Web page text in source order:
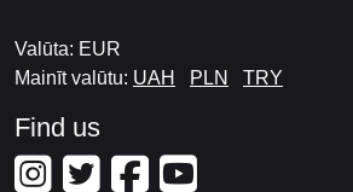
Valūta: EUR
Mainīt valūtu: UAH PLN TRY
Find us